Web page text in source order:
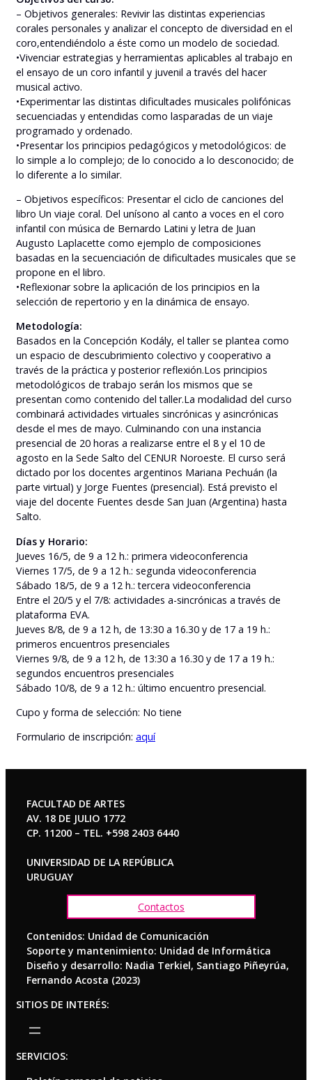
– Objetivos generales: Revivir las distintas experiencias
corales personales y analizar el concepto de diversidad en el
coro,entendiéndolo a éste como un modelo de sociedad.
•Vivenciar estrategias y herramientas aplicables al trabajo en
el ensayo de un coro infantil y juvenil a través del hacer
musical activo.
•Experimentar las distintas dificultades musicales polifónicas
secuenciadas y entendidas como lasparadas de un viaje
programado y ordenado.
•Presentar los principios pedagógicos y metodológicos: de
lo simple a lo complejo; de lo conocido a lo desconocido; de
lo diferente a lo similar.
– Objetivos específicos: Presentar el ciclo de canciones del
libro Un viaje coral. Del unísono al canto a voces en el coro
infantil con música de Bernardo Latini y letra de Juan
Augusto Laplacette como ejemplo de composiciones
basadas en la secuenciación de dificultades musicales que se
propone en el libro.
•Reflexionar sobre la aplicación de los principios en la
selección de repertorio y en la dinámica de ensayo.
Metodología:
Basados en la Concepción Kodály, el taller se plantea como
un espacio de descubrimiento colectivo y cooperativo a
través de la práctica y posterior reflexión.Los principios
metodológicos de trabajo serán los mismos que se
presentan como contenido del taller.La modalidad del curso
combinará actividades virtuales sincrónicas y asincrónicas
desde el mes de mayo. Culminando con una instancia
presencial de 20 horas a realizarse entre el 8 y el 10 de
agosto en la Sede Salto del CENUR Noroeste. El curso será
dictado por los docentes argentinos Mariana Pechuán (la
parte virtual) y Jorge Fuentes (presencial). Está previsto el
viaje del docente Fuentes desde San Juan (Argentina) hasta
Salto.
Días y Horario:
Jueves 16/5, de 9 a 12 h.: primera videoconferencia
Viernes 17/5, de 9 a 12 h.: segunda videoconferencia
Sábado 18/5, de 9 a 12 h.: tercera videoconferencia
Entre el 20/5 y el 7/8: actividades a-sincrónicas a través de
plataforma EVA.
Jueves 8/8, de 9 a 12 h, de 13:30 a 16.30 y de 17 a 19 h.:
primeros encuentros presenciales
Viernes 9/8, de 9 a 12 h, de 13:30 a 16.30 y de 17 a 19 h.:
segundos encuentros presenciales
Sábado 10/8, de 9 a 12 h.: último encuentro presencial.
Cupo y forma de selección: No tiene
Formulario de inscripción: aquí
FACULTAD DE ARTES
AV. 18 DE JULIO 1772
CP. 11200 – TEL. +598 2403 6440
UNIVERSIDAD DE LA REPÚBLICA
URUGUAY
Contactos
Contenidos: Unidad de Comunicación
Soporte y mantenimiento: Unidad de Informática
Diseño y desarrollo: Nadia Terkiel, Santiago Piñeyrúa,
Fernando Acosta (2023)
SITIOS DE INTERÉS:
SERVICIOS: